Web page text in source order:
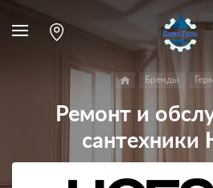
Бренды
Ремонт и
сантехники